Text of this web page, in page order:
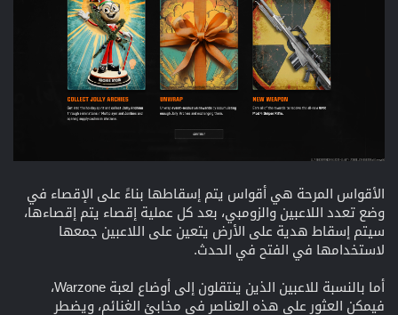
الأقواس المرحة هي أقواس يتم إسقاطها بناءً على الإقصاء في
وضع تعدد اللاعبين والزومبي، بعد كل عملية إقصاء يتم إقصاءها،
سيتم إسقاط هدية على الأرض يتعين على اللاعبين جمعها
لاستخدامها في الفتح في الحدث.
أما بالنسبة للاعبين الذين ينتقلون إلى أوضاع لعبة Warzone،
فيمكن العثور على هذه العناصر في مخابئ الغنائم، ويضطر